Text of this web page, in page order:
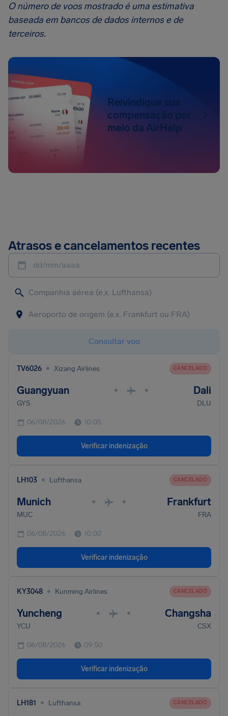
O número de voos mostrado é uma estimativa
baseada em bancos de dados internos e de
terceiros.
Reivindique sua
compensação por
meio da AirHelp
Atrasos e cancelamentos recentes
dd/mm/aaaa
Consultar voo
TV6026 • Xizang Airlines CANCELADO
Guangyuan • • Dali
GYS DLU
06/08/2026 10:05
Verificar indenização
LH103 • Lufthansa CANCELADO
Munich • • Frankfurt
MUC FRA
06/08/2026 10:00
Verificar indenização
KY3048 • Kunming Airlines CANCELADO
Yuncheng • • Changsha
YCU CSX
06/08/2026 09:50
Verificar indenização
LH181 • Lufthansa CANCELADO